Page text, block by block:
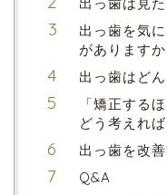
出っ歯を気
がありますか
出っ歯はど
「矯正する
どう考えれ
出っ歯を改
Q&A